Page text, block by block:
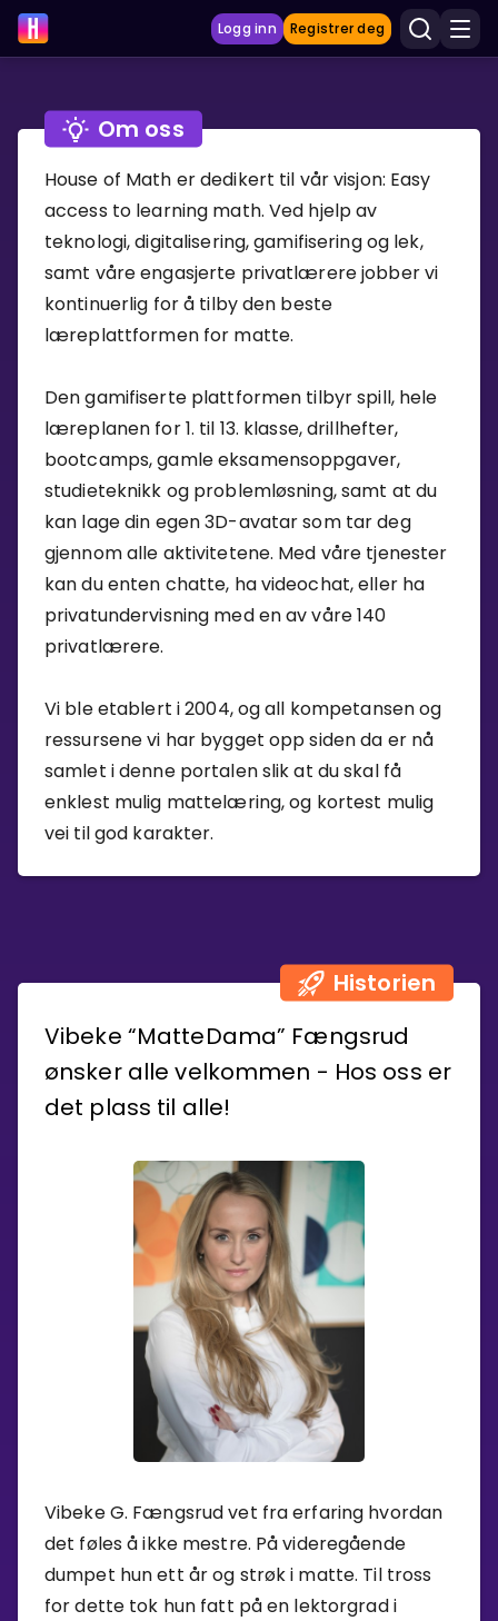
Logg inn Registrer deg
LÆRINGSVERKTØY
Læreplan
Privatundervisning
Vis mer
SPILL
Junior Matte
Vis mer
Bestill privatundervisning
Inviter en venn
Logg inn
Om oss
House of Math er dedikert til vår visjon: Easy
access to learning math. Ved hjelp av
teknologi, digitalisering, gamifisering og lek,
samt våre engasjerte privatlærere jobber vi
kontinuerlig for å tilby den beste
læreplattformen for matte.
Den gamifiserte plattformen tilbyr spill, hele
læreplanen for 1. til 13. klasse, drillhefter,
bootcamps, gamle eksamensoppgaver,
studieteknikk og problemløsning, samt at du
kan lage din egen 3D-avatar som tar deg
gjennom alle aktivitetene. Med våre tjenester
kan du enten chatte, ha videochat, eller ha
privatundervisning med en av våre 140
privatlærere.
Vi ble etablert i 2004, og all kompetansen og
ressursene vi har bygget opp siden da er nå
samlet i denne portalen slik at du skal få
enklest mulig mattelæring, og kortest mulig
vei til god karakter.
Historien
Vibeke “MatteDama” Fængsrud
ønsker alle velkommen - Hos oss er
det plass til alle!
Vibeke G. Fængsrud vet fra erfaring hvordan
det føles å ikke mestre. På videregående
dumpet hun ett år og strøk i matte. Til tross
for dette tok hun fatt på en lektorgrad i